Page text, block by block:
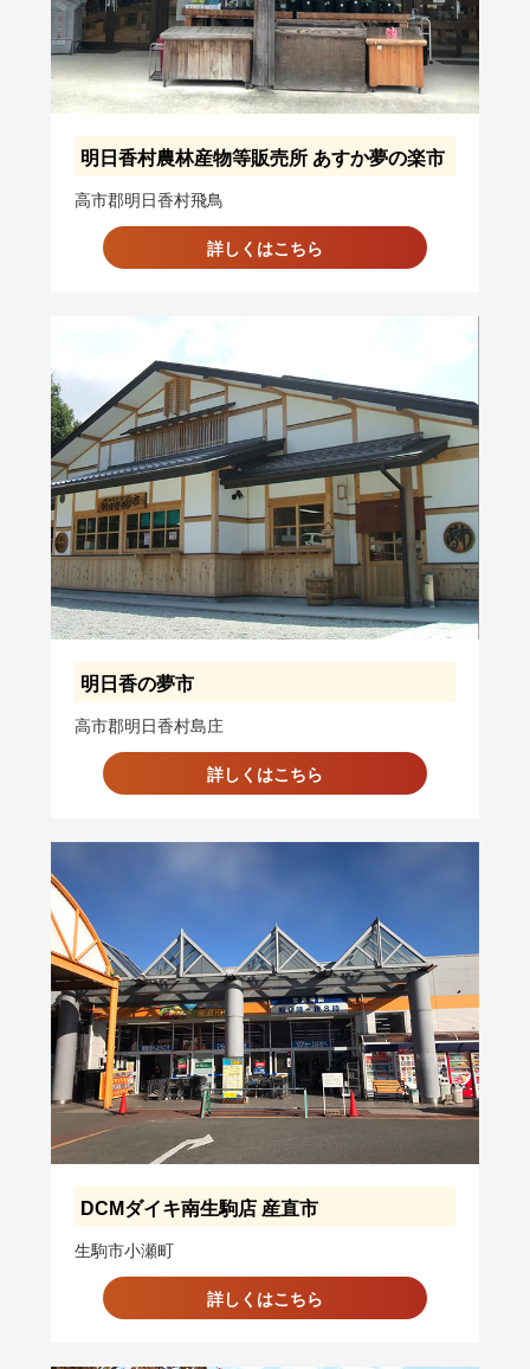
明日香村農林産物等販売所 あすか夢の楽市
高市郡明日香村飛鳥
詳しくはこちら
明日香の夢市
高市郡明日香村島庄
詳しくはこちら
DCMダイキ南生駒店 産直市
生駒市小瀬町
詳しくはこちら